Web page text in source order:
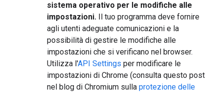
sistema operativo per le modifiche alle
impostazioni. Il tuo programma deve fornire
agli utenti adeguate comunicazioni e la
possibilità di gestire le modifiche alle
impostazioni che si verificano nel browser.
Utilizza l'API Settings per modificare le
impostazioni di Chrome (consulta questo post
nel blog di Chromium sulla protezione delle